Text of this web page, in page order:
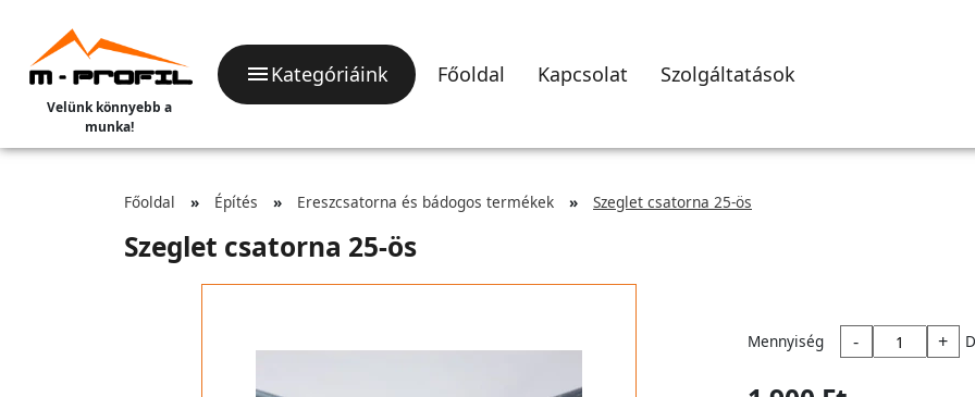
Velünk könnyebb a
munka!
Kategóriáink Főoldal Kapcsolat Szolgáltatások
Főoldal Építés Ereszcsatorna és bádogos termékek Szeglet csatorna 25-ös
Szeglet csatorna 25-ös
Mennyiség - +